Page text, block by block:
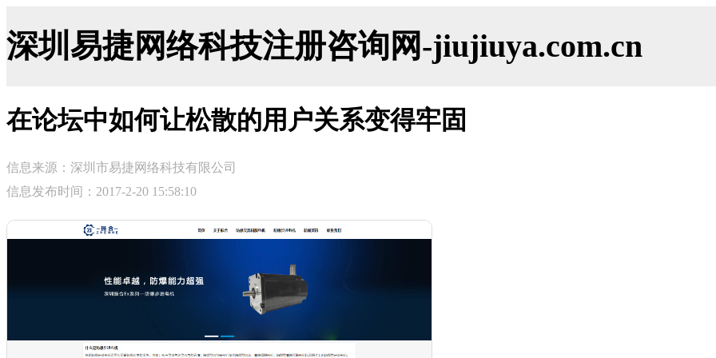
深圳易捷网络科技注册咨询网-jiujiuya.com.cn
在论坛中如何让松散的用户关系变得牢固
信息来源：深圳市易捷网络科技有限公司
信息发布时间：2017-2-20 15:58:10